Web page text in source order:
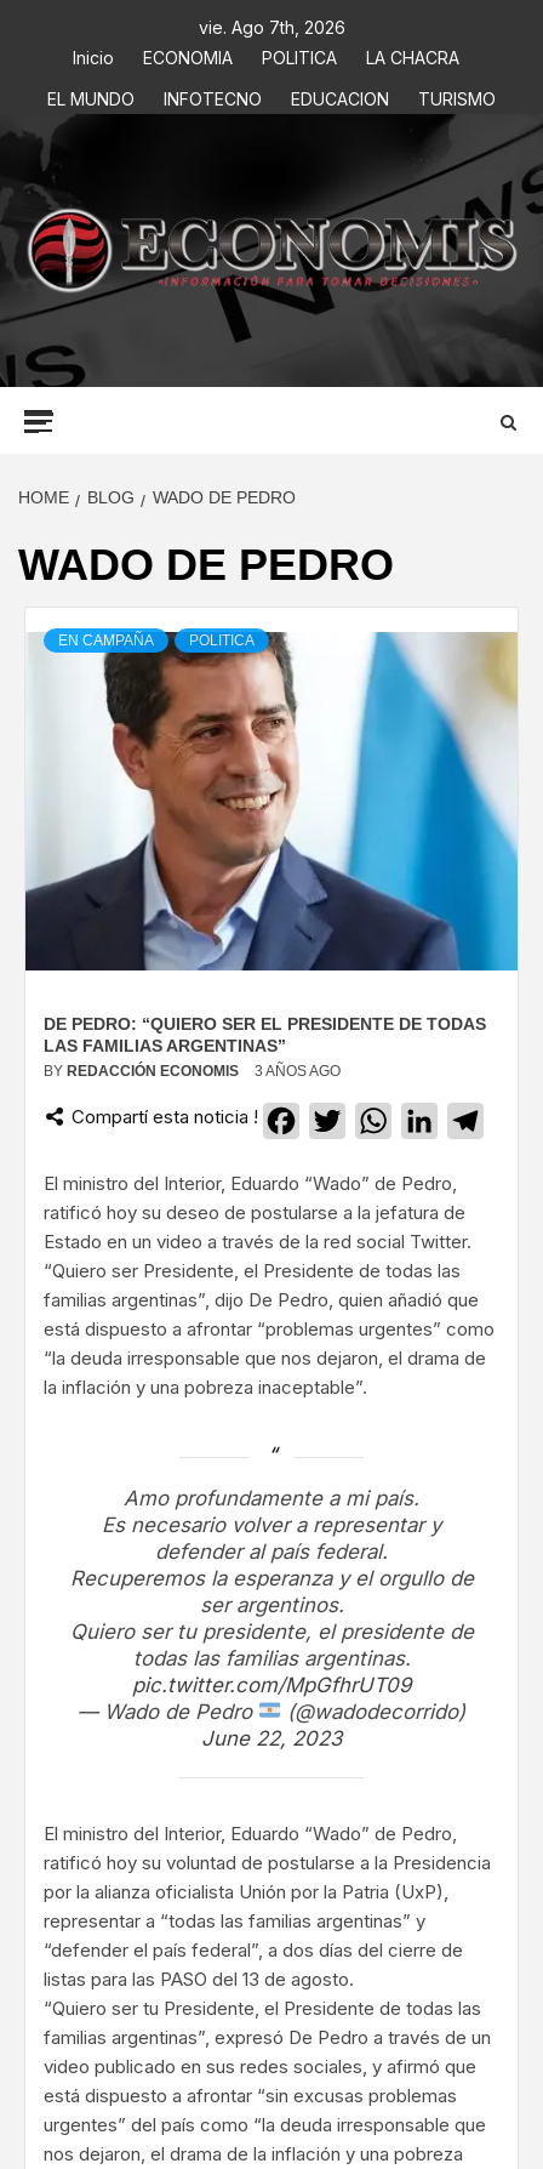
vie. Ago 7th, 2026
Inicio
ECONOMIA POLITICA
LA CHACRA
EL MUNDO
INFOTECNO EDUCACION TURISMO
ECONOMIS
INFORMACIÓN PARA TOMAR DECISIONES
HOME BLOG WADO DE PEDRO
WADO DE PEDRO
EN CAMPAÑA POLITICA
DE PEDRO: “QUIERO SER EL PRESIDENTE DE TODAS
LAS FAMILIAS ARGENTINAS”
BY REDACCIÓN ECONOMIS 3 AÑOS AGO
Compartí esta noticia ! Facebook
TwitterWhatsApp
LinkedIn
El ministro del Interior, Eduardo “Wado” de Pedro,
ratificó hoy su deseo de postularse a la jefatura de
Estado en un video a través de la red social Twitter.
“Quiero ser Presidente, el Presidente de todas las
familias argentinas”, dijo De Pedro, quien añadió que
está dispuesto a afrontar “problemas urgentes” como
“la deuda irresponsable que nos dejaron, el drama de
la inflación y una pobreza inaceptable”.
Amo profundamente a mi país.
Es necesario volver a representar y
defender al país federal.
Recuperemos la esperanza y el orgullo de
ser argentinos.
Quiero ser tu presidente, el presidente de
todas las familias argentinas.
pic.twitter.com/MpGfhrUT09
— Wado de Pedro
(@wadodecorrido)
June 22, 2023
El ministro del Interior, Eduardo “Wado” de Pedro,
ratificó hoy su voluntad de postularse a la Presidencia
por la alianza oficialista Unión por la Patria (UxP),
representar a “todas las familias argentinas” y
“defender el país federal”, a dos días del cierre de
listas para las PASO del 13 de agosto.
“Quiero ser tu Presidente, el Presidente de todas las
familias argentinas”, expresó De Pedro a través de un
video publicado en sus redes sociales, y afirmó que
está dispuesto a afrontar “sin excusas problemas
urgentes” del país como “la deuda irresponsable que
nos dejaron, el drama de la inflación y una pobreza